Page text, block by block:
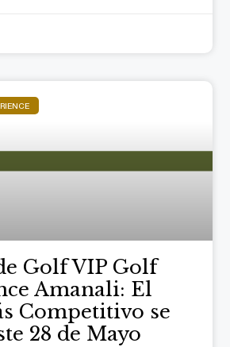
Golf VIP Golf
Amanali: El
Competitivo se
28 de Mayo